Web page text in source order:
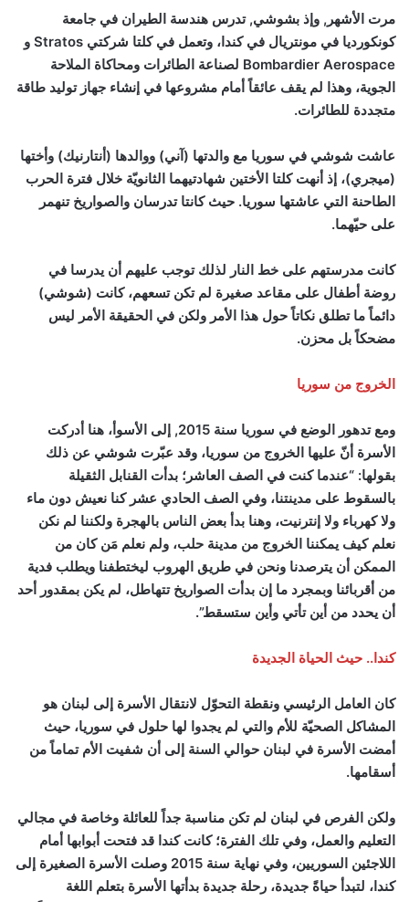
مرت الأشهر, وإذ بشوشي, تدرس هندسة الطيران في جامعة
كونكورديا في مونتريال في كندا، وتعمل في كلتا شركتي Stratos و
Bombardier Aerospace لصناعة الطائرات ومحاكاة الملاحة
الجوية، وهذا لم يقف عائقاً أمام مشروعها في إنشاء جهاز توليد طاقة
متجددة للطائرات.
عاشت شوشي في سوريا مع والدتها (آني) ووالدها (أنتارنيك) وأختها
(ميجري)، إذ أنهت كلتا الأختين شهادتيهما الثانويّة خلال فترة الحرب
الطاحنة التي عاشتها سوريا. حيث كانتا تدرسان والصواريخ تنهمر
على حيّهما.
كانت مدرستهم على خط النار لذلك توجب عليهم أن يدرسا في
روضة أطفال على مقاعد صغيرة لم تكن تسعهم، كانت (شوشي)
دائماً ما تطلق نكاتاً حول هذا الأمر ولكن في الحقيقة الأمر ليس
مضحكاً بل محزن.
الخروج من سوريا
ومع تدهور الوضع في سوريا سنة 2015, إلى الأسوأ، هنا أدركت
الأسرة أنّ عليها الخروج من سوريا، وقد عبّرت شوشي عن ذلك
بقولها: “عندما كنت في الصف العاشر؛ بدأت القنابل الثقيلة
بالسقوط على مدينتنا، وفي الصف الحادي عشر كنا نعيش دون ماء
ولا كهرباء ولا إنترنيت، وهنا بدأ بعض الناس بالهجرة ولكننا لم نكن
نعلم كيف يمكننا الخروج من مدينة حلب، ولم نعلم مَن كان من
الممكن أن يترصدنا ونحن في طريق الهروب ليختطفنا ويطلب فدية
من أقربائنا وبمجرد ما إن بدأت الصواريخ تتهاطل، لم يكن بمقدور أحد
أن يحدد من أين تأتي وأين ستسقط”.
كندا.. حيث الحياة الجديدة
كان العامل الرئيسي ونقطة التحوّل لانتقال الأسرة إلى لبنان هو
المشاكل الصحيّة للأم والتي لم يجدوا لها حلول في سوريا، حيث
أمضت الأسرة في لبنان حوالي السنة إلى أن شفيت الأم تماماً من
أسقامها.
ولكن الفرص في لبنان لم تكن مناسبة جداً للعائلة وخاصة في مجالي
التعليم والعمل، وفي تلك الفترة؛ كانت كندا قد فتحت أبوابها أمام
اللاجئين السوريين، وفي نهاية سنة 2015 وصلت الأسرة الصغيرة إلى
كندا، لتبدأ حياةً جديدة، رحلة جديدة بدأتها الأسرة بتعلم اللغة